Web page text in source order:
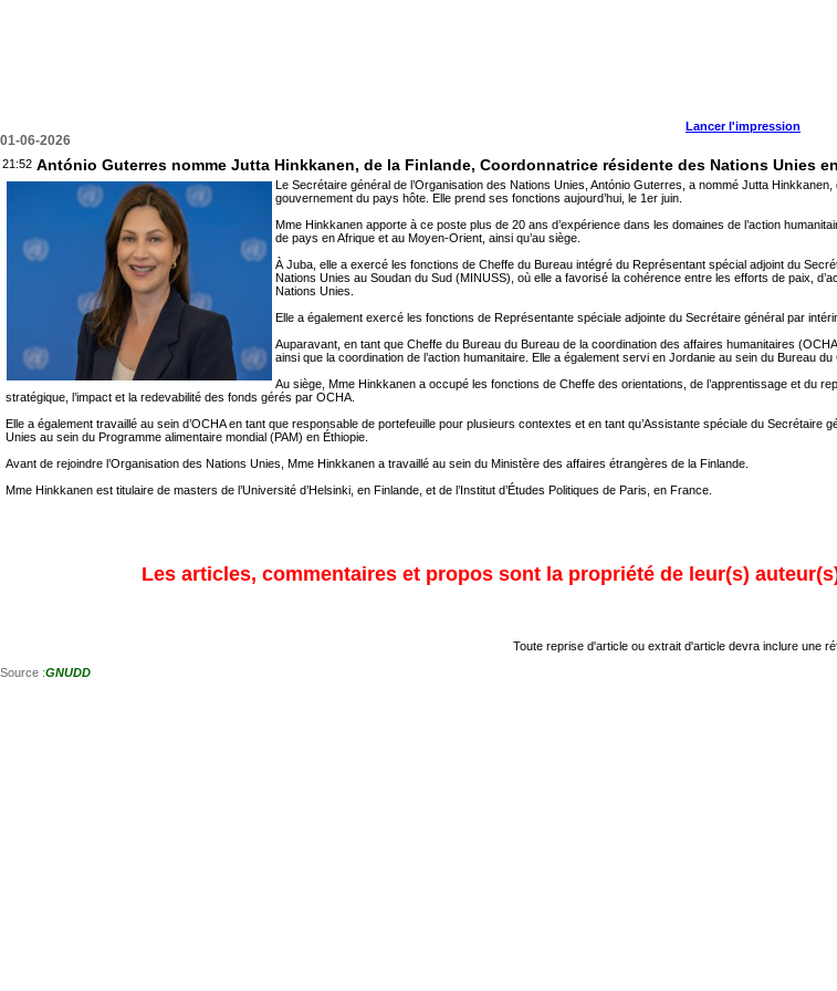
Lancer l'impression
01-06-2026
21:52 António Guterres nomme Jutta Hinkkanen, de la Finlande, Coordonnatrice résidente des Nations Unies
Le Secrétaire général de l’Organisation des Nations Unies, António Guterres, a nommé Jutta
gouvernement du pays hôte. Elle prend ses fonctions aujourd’hui, le 1er juin.
Mme Hinkkanen apporte à ce poste plus de 20 ans d’expérience dans les domaines de l’action
de pays en Afrique et au Moyen-Orient, ainsi qu’au siège.
À Juba, elle a exercé les fonctions de Cheffe du Bureau intégré du Représentant spécial adjoint du
Nations Unies au Soudan du Sud (MINUSS), où elle a favorisé la cohérence entre les efforts de paix,
Nations Unies.
Elle a également exercé les fonctions de Représentante spéciale adjointe du Secrétaire général par
Auparavant, en tant que Cheffe du Bureau du Bureau de la coordination des affaires humanitaires
ainsi que la coordination de l’action humanitaire. Elle a également servi en Jordanie au sein du Bureau
Au siège, Mme Hinkkanen a occupé les fonctions de Cheffe des orientations, de l’apprentissage et du
stratégique, l’impact et la redevabilité des fonds gérés par OCHA.
Elle a également travaillé au sein d’OCHA en tant que responsable de portefeuille pour plusieurs contextes et en tant qu’Assistante spéciale du
Unies au sein du Programme alimentaire mondial (PAM) en Éthiopie.
Avant de rejoindre l’Organisation des Nations Unies, Mme Hinkkanen a travaillé au sein du Ministère des affaires étrangères de la Finlande.
Mme Hinkkanen est titulaire de masters de l’Université d’Helsinki, en Finlande, et de l’Institut d’Études Politiques de Paris, en France.
Les articles, commentaires et propos sont la propriété de leur(s)
Toute reprise d'article ou extrait d'article devra inclure une
Source :GNUDD